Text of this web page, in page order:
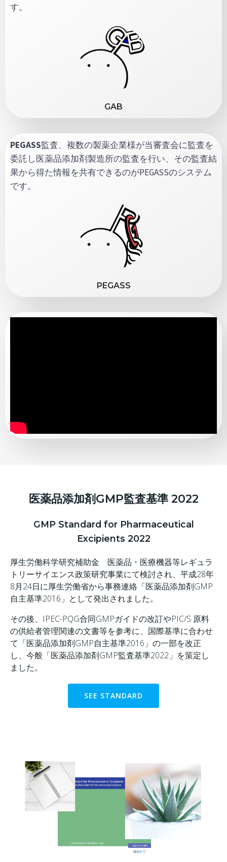
す。
GAB
PEGASS監査、複数の製薬企業様が当審査会に監査を
委託し医薬品添加剤製造所の監査を行い、その監査結
果から得た情報を共有できるのがPEGASSのシステム
です。
PEGASS
医薬品添加剤GMP監査基準 2022
GMP Standard for Pharmaceutical
Excipients 2022
厚生労働科学研究補助金 医薬品・医療機器等レギュラ
トリーサイエンス政策研究事業にて検討され、平成28年
8月24日に厚生労働省から事務連絡「医薬品添加剤GMP
自主基準2016」として発出されました。
その後、IPEC-PQG合同GMPガイドの改訂やPIC/S 原料
の供給者管理関連の文書等を参考に、国際基準に合わせ
て「医薬品添加剤GMP自主基準2016」の一部を改正
し、今般「医薬品添加剤GMP監査基準2022」を策定し
ました。
SEE STANDARD